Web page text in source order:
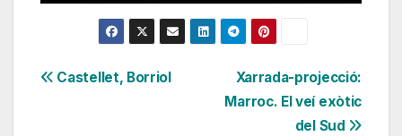
Navegación
Xarrada-projecció:
Marroc. El veí exòtic
del Sud
Castellet, Borriol